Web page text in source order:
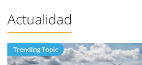
Actualidad
Trending Topic